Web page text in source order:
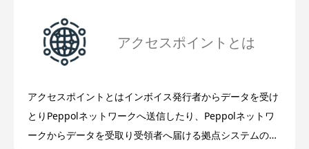
アクセスポイントとは
アクセスポイントとはインボイス発行者からデータを受け
とりPeppolネットワークへ送信したり、Peppolネットワ
ークからデータを受取り受領者へ届ける拠点システムのこ